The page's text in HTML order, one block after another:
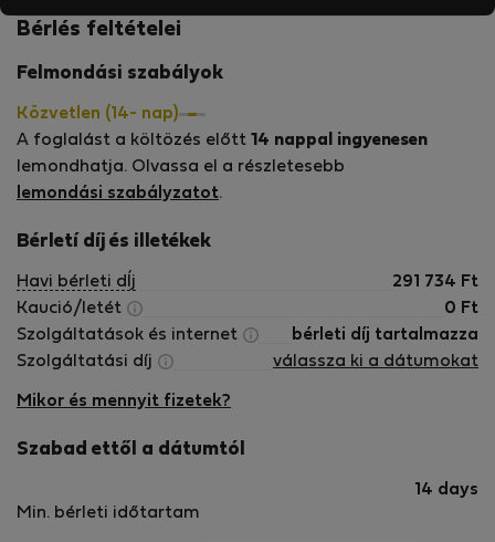
Bérlés feltételei
Felmondási szabályok
Közvetlen (14- nap)
A foglalást a költözés előtt 14 nappal ingyenesen
lemondhatja. Olvassa el a részletesebb
lemondási szabályzatot.
Bérletí díj és illetékek
Havi bérleti dÍj 291 734 Ft
Kaució/letét
0 Ft
Szolgáltatások és internet
bérleti díj tartalmazza
Szolgáltatási díj
válassza ki a dátumokat
Mikor és mennyit fizetek?
Szabad ettől a dátumtól
Min. bérleti időtartam
14 days